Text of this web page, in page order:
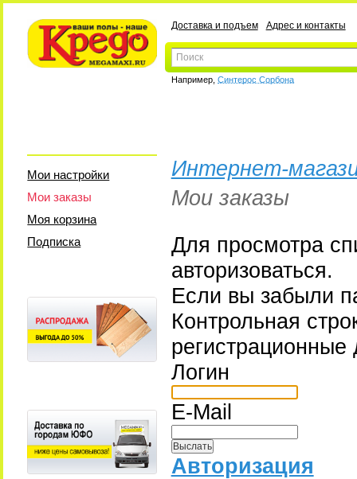
Доставка и подъем Адрес и контакты
Например, Синтерос Сорбона
Мои настройки
Мои заказы
Моя корзина
Подписка
Интернет-
Мои заказы
Для просмотра
авторизоваться.
Если вы забыли
Контрольная
Логин
E-Mail
Авторизация